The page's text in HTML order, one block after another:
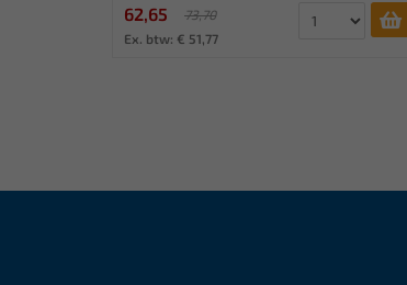
62,65
73,70
Ex. btw: € 51,77